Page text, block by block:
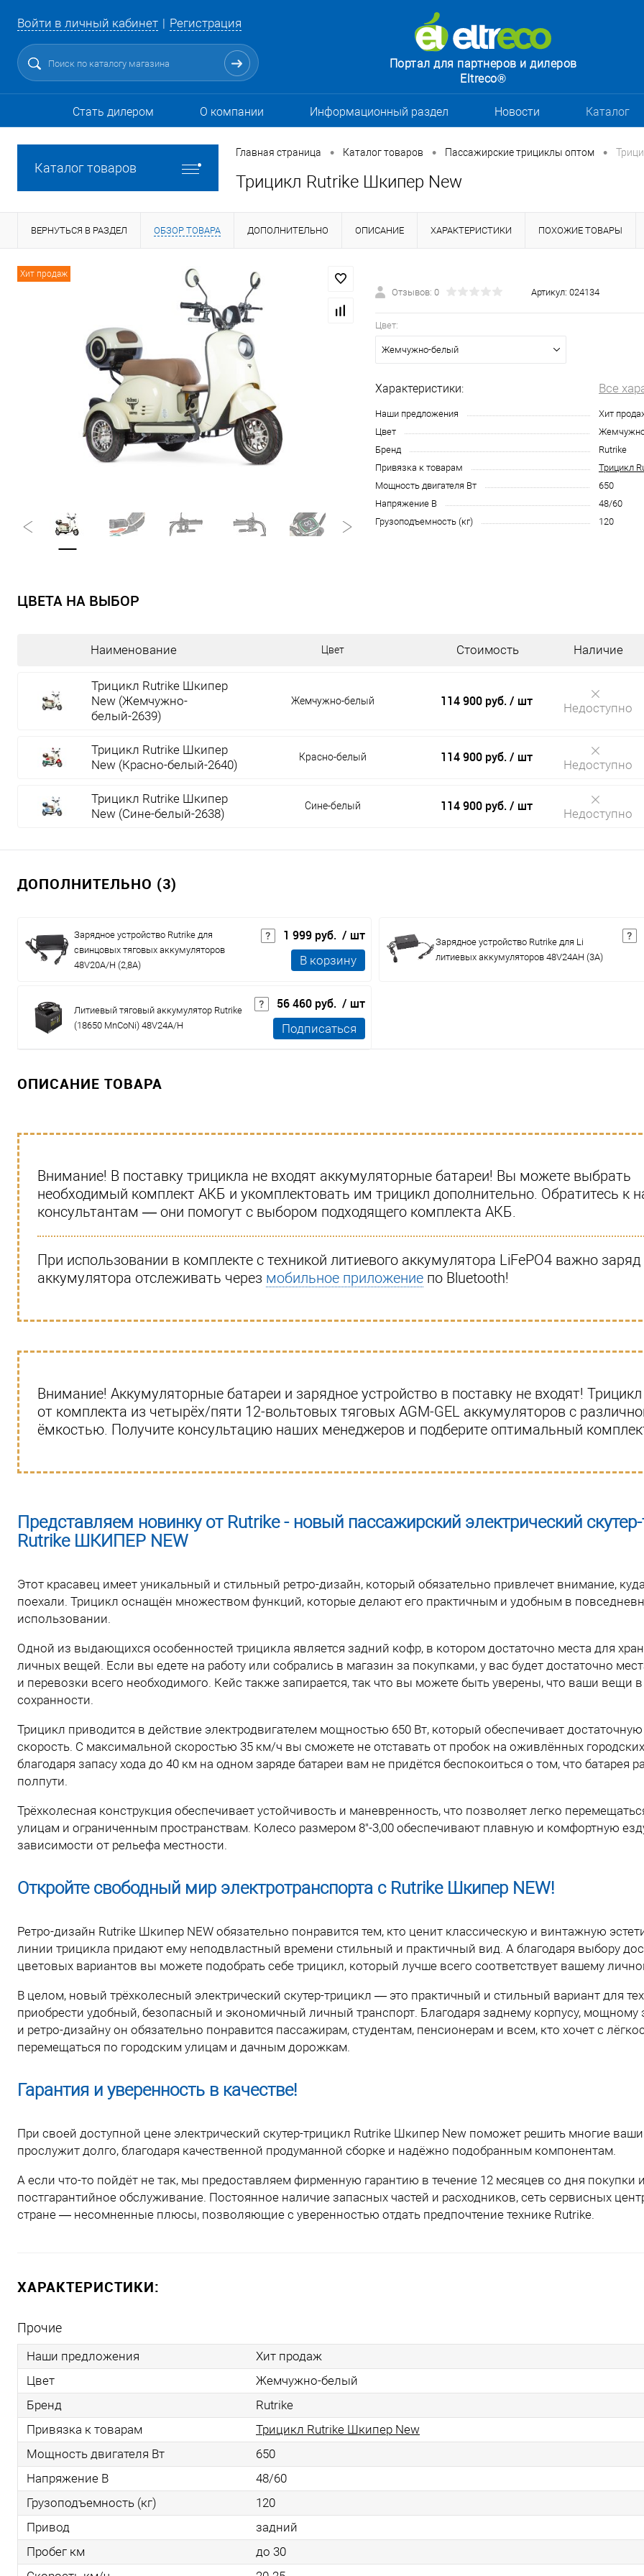
Войти в личный кабинет Регистрация
Портал для партнеров и дилеров
Eltreco®
Стать дилером О компании Информационный раздел Новости Каталог
Каталог товаров
Главная страница • Каталог товаров • Пассажирские трициклы оптом •
Трицикл Rutrike Шкипер New
ВЕРНУТЬСЯ В РАЗДЕЛ ОБЗОР ТОВАРА ДОПОЛНИТЕЛЬНО ОПИСАНИЕ ХАРАКТЕРИСТИКИ ПОХОЖИЕ ТОВАРЫ
Хит продаж
Отзывов: 0 Артикул: 024134
Цвет:
Жемчужно-белый
Характеристики: Все
Наши предложения
Хит
Цвет
Бренд
Rutrike
Привязка к товарам
Трицикл
Мощность двигателя Вт
650
Напряжение В
48/60
Грузоподъемность (кг)
120
ЦВЕТА НА ВЫБОР
Наименование Цвет Стоимость Наличие
Трицикл Rutrike Шкипер
New (Жемчужно-
белый-2639)
Жемчужно-белый 114 900 руб./ шт Недоступно
Трицикл Rutrike Шкипер
New (Красно-белый-2640)
Красно-белый 114 900 руб./ шт Недоступно
Трицикл Rutrike Шкипер
New (Сине-белый-2638)
Сине-белый 114 900 руб./ шт Недоступно
ДОПОЛНИТЕЛЬНО (3)
Зарядное устройство Rutrike для
свинцовых тяговых аккумуляторов
48V20A/H (2,8A)
1 999 руб. / шт
В корзину
Зарядное устройство Rutrike для Li
литиевых аккумуляторов 48V24AH (3А)
Литиевый тяговый аккумулятор Rutrike
(18650 MnCoNi) 48V24A/H
56 460 руб. / шт
Подписаться
ОПИСАНИЕ ТОВАРА
Внимание! В поставку трицикла не входят аккумуляторные батареи! Вы можете выбрать
необходимый комплект АКБ и укомплектовать им трицикл дополнительно. Обратитесь к
консультантам — они помогут с выбором подходящего комплекта АКБ.
При использовании в комплекте с техникой литиевого аккумулятора LiFePO4 важно заряд
аккумулятора отслеживать через мобильное приложение по Bluetooth!
Внимание! Аккумуляторные батареи и зарядное устройство в поставку не входят! Трицикл
от комплекта из четырёх/пяти 12-вольтовых тяговых AGM-GEL аккумуляторов с
ёмкостью. Получите консультацию наших менеджеров и подберите оптимальный
Представляем новинку от Rutrike - новый пассажирский электрический
Rutrike ШКИПЕР NEW
Этот красавец имеет уникальный и стильный ретро-дизайн, который обязательно привлечет внимание,
поехали. Трицикл оснащён множеством функций, которые делают его практичным и удобным в
использовании.
Одной из выдающихся особенностей трицикла является задний кофр, в котором достаточно места для
личных вещей. Если вы едете на работу или собрались в магазин за покупками, у вас будет достаточно
и перевозки всего необходимого. Кейс также запирается, так что вы можете быть уверены, что ваши вещи
сохранности.
Трицикл приводится в действие электродвигателем мощностью 650 Вт, который обеспечивает
скорость. С максимальной скоростью 35 км/ч вы сможете не отставать от пробок на оживлённых
благодаря запасу хода до 40 км на одном заряде батареи вам не придётся беспокоиться о том, что батарея
полпути.
Трёхколесная конструкция обеспечивает устойчивость и маневренность, что позволяет легко
улицам и ограниченным пространствам. Колесо размером 8"-3,00 обеспечивают плавную и комфортную
зависимости от рельефа местности.
Откройте свободный мир электротранспорта с Rutrike Шкипер NEW!
Ретро-дизайн Rutrike Шкипер NEW обязательно понравится тем, кто ценит классическую и винтажную
линии трицикла придают ему неподвластный времени стильный и практичный вид. А благодаря выбору
цветовых вариантов вы можете подобрать себе трицикл, который лучше всего соответствует вашему
В целом, новый трёхколесный электрический скутер-трицикл — это практичный и стильный вариант для
приобрести удобный, безопасный и экономичный личный транспорт. Благодаря заднему корпусу, мощному
и ретро-дизайну он обязательно понравится пассажирам, студентам, пенсионерам и всем, кто хочет с
перемещаться по городским улицам и дачным дорожкам.
Гарантия и уверенность в качестве!
При своей доступной цене электрический скутер-трицикл Rutrike Шкипер New поможет решить многие
прослужит долго, благодаря качественной продуманной сборке и надёжно подобранным компонентам.
А если что-то пойдёт не так, мы предоставляем фирменную гарантию в течение 12 месяцев со дня покупки
постгарантийное обслуживание. Постоянное наличие запасных частей и расходников, сеть сервисных
стране — несомненные плюсы, позволяющие с уверенностью отдать предпочтение технике Rutrike.
ХАРАКТЕРИСТИКИ:
Прочие
Наши предложения
Хит продаж
Цвет
Жемчужно-белый
Бренд
Rutrike
Привязка к товарам
Трицикл Rutrike Шкипер New
Мощность двигателя Вт
650
Напряжение В
48/60
Грузоподъемность (кг)
120
Привод
задний
Пробег км
до 30